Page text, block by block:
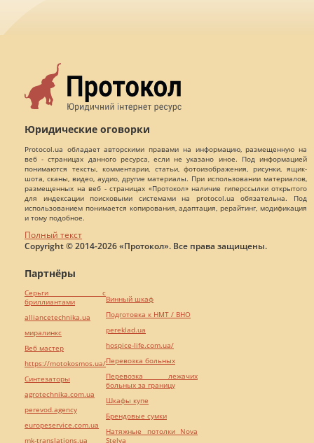
Юридические оговорки
Protocol.ua обладает авторскими правами на информацию, размещенную на
веб - страницах данного ресурса, если не указано иное. Под информацией
понимаются тексты, комментарии, статьи, фотоизображения, рисунки, ящик-
шота, сканы, видео, аудио, другие материалы. При использовании материалов,
размещенных на веб - страницах «Протокол» наличие гиперссылки открытого
для индексации поисковыми системами на protocol.ua обязательна. Под
использованием понимается копирования, адаптация, рерайтинг, модификация
и тому подобное.
Полный текст
Copyright © 2014-2026 «Протокол». Все права защищены.
Партнёры
Серьги с
бриллиантами
alliancetechnika.ua
миралинкс
Веб мастер
https://motokosmos.ua/
Синтезаторы
agrotechnika.com.ua
perevod.agency
europeservice.com.ua
mk-translations.ua
Винный шкаф
Подготовка к НМТ / ВНО
pereklad.ua
hospice-life.com.ua/
Перевозка больных
Перевозка лежачих
больных за границу
Шкафы купе
Брендовые сумки
Натяжные потолки Nova
Stelya